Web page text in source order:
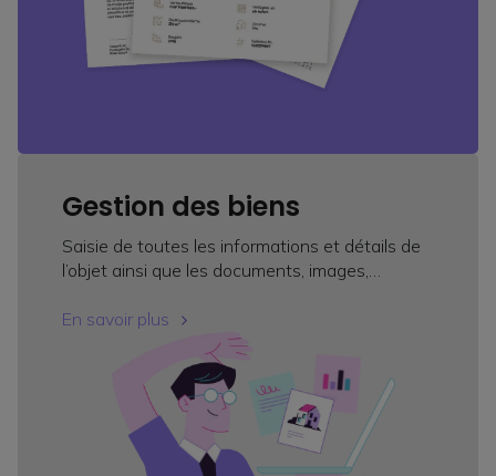
Gestion des biens
Saisie de toutes les informations et détails de
l’objet ainsi que les documents, images,…
En savoir plus